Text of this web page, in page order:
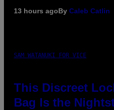
13 hours agoBy Caleb Catlin
SAM WATANUKI FOR VICE
This Discreet
Bag Is the